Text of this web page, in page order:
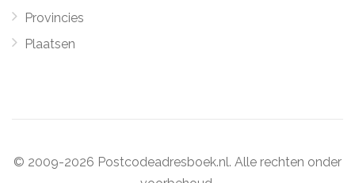
Provincies
Plaatsen
© 2009-2026 Postcodeadresboek.nl. Alle rechten onder